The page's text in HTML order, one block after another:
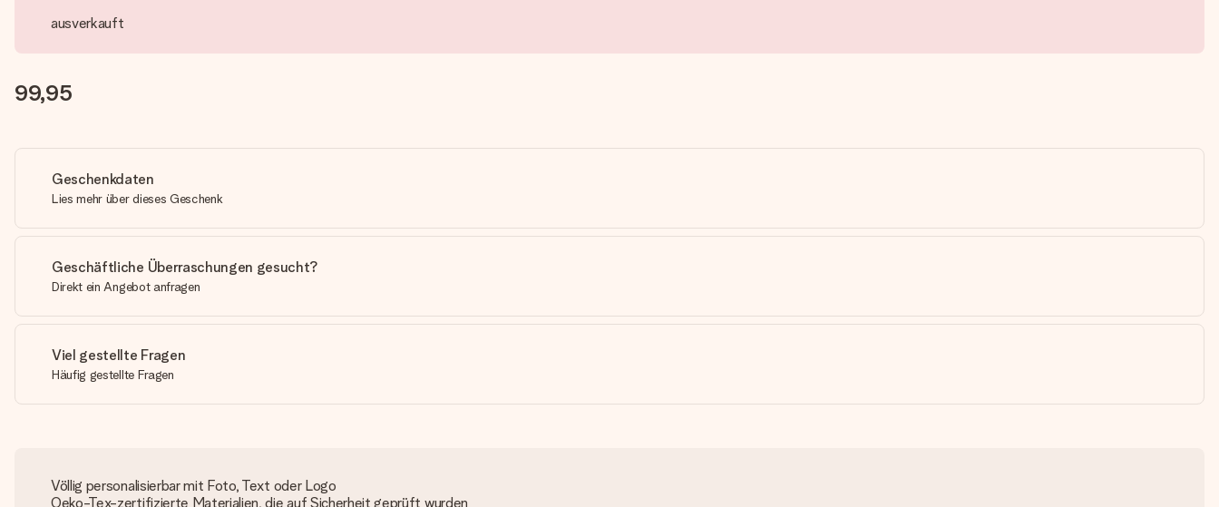
ausverkauft
99,95
Geschenkdaten
Lies mehr über dieses Geschenk
Geschäftliche Überraschungen gesucht?
Direkt ein Angebot anfragen
Viel gestellte Fragen
Häufig gestellte Fragen
Völlig personalisierbar mit Foto, Text oder Logo
Oeko-Tex-zertifizierte Materialien, die auf Sicherheit geprüft wurden